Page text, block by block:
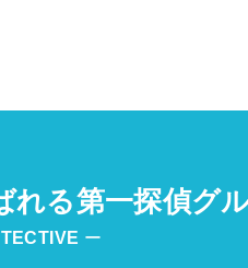
れる第一探偵グ
ー